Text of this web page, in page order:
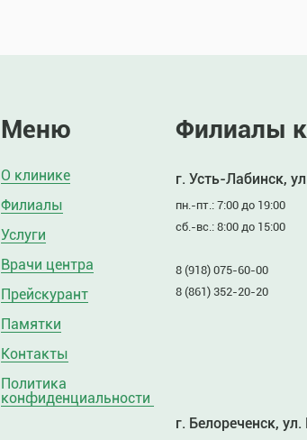
Меню
О клинике
Филиалы
Услуги
Врачи центра
Прейскурант
Памятки
Контакты
Политика
конфиденциальности
Филиалы
г. Усть-Лабинск,
пн.-пт.: 7:00 до 19:00
сб.-вс.: 8:00 до 15:00
8 (918) 075-60-00
8 (861) 352-20-20
г. Белореченск,